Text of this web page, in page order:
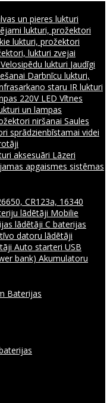
un pieres lukturi
lukturi, prožektori
lukturi, prožektori
lukturi zvejai
Velosipēdu lukturi Jaudīgi
Darbnīcu lukturi,
staru IR lukturi
220V LED Vītnes
un lampas
niršanai Saules
sprādzienbīstamai videi
aksesuāri Lāzeri
apgaismes sistēmas
CR123a, 16340
lādētāji Mobilie
lādētāji C baterijas
datoru lādētāji
Auto starteri USB
bank) Akumulatoru
Baterijas